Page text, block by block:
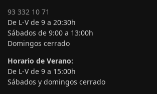
93 332 10 71
De L-V de 9 a 20:30h
Sábados de 9:00 a 13:00h
Domingos cerrado
Horario de Verano:
De L-V de 9 a 15:00h
Sábados y domingos cerrado